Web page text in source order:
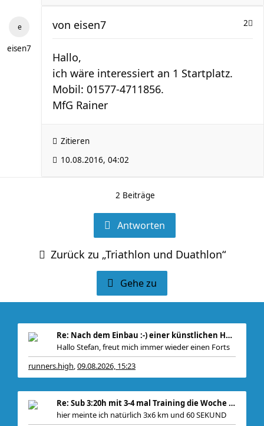
eisen7
2
von eisen7
Hallo,
ich wäre interessiert an 1 Startplatz.
Mobil: 01577-4711856.
MfG Rainer
Zitieren
10.08.2016, 04:02
2 Beiträge
Antworten
Zurück zu „Triathlon und Duathlon“
Gehe zu
Re: Nach dem Einbau :-) einer künstlichen Hüfte
Hallo Stefan, freut mich immer wieder einen Forts
runners.high,09.08.2026, 15:23
Re: Sub 3:20h mit 3-4 mal Training die Woche machb
hier meinte ich natürlich 3x6 km und 60 SEKUND